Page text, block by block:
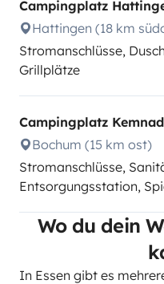
Campingplatz
Hattingen (18 km
Stromanschlüsse,
Grillplätze
Campingplatz
Bochum (15 km ost)
Stromanschlüsse,
Entsorgungsstation,
Wo du dein
In Essen gibt es